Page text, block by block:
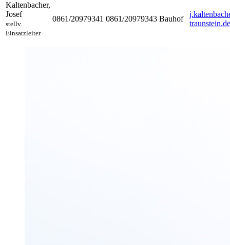
Kaltenbacher,
Josef
stellv.
Einsatzleiter
0861/20979341 0861/20979343 Bauhof
traunstein.de